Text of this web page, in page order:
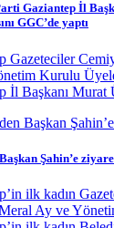
Gaziantep İl
GGC’de yaptı
Gazeteciler
Kurulu
İl Başkanı Murat
Şahin’e
ilk kadın
Ay ve